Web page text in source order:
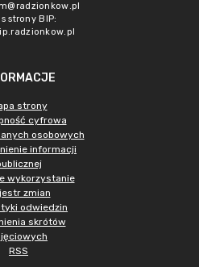
strony BIP:
strony
cyfrowa
osobowych
informacji
wykorzystanie
zmian
odwiedzin
skrótów
RSS